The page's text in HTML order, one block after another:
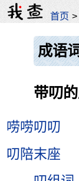
首页 >
成语
带叨
唠唠叨叨
叨陪末座